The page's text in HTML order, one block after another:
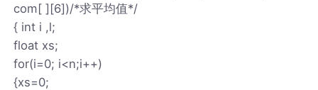
com[ ][6])/*求平均值*/
{ int i ,l;
float xs;
for(i=0; i<n;i++)
{xs=0;